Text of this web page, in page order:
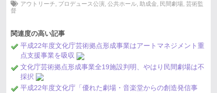
アウトリーチ, プロデュース公演, 公共ホール, 助成金, 民間劇場, 芸術監
督
関連度の高い記事
平成22年度文化庁芸術拠点形成事業はアートマネジメント重
点支援事業を吸収
文化庁芸術拠点形成事業全19施設判明、やはり民間劇場は不
採択
平成22年度文化庁「優れた劇場・音楽堂からの創造発信事